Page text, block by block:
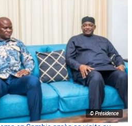
© Présidence